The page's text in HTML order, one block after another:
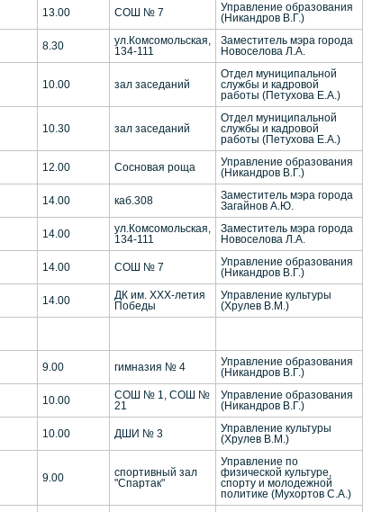
13.00 СОШ № 7
Управление образования
(Никандров В.Г.)
8.30
ул.Комсомольская,
134-111
Заместитель мэра города
Новоселова Л.А.
10.00 зал заседаний
Отдел муниципальной
службы и кадровой
работы (Петухова Е.А.)
10.30 зал заседаний
Отдел муниципальной
службы и кадровой
работы (Петухова Е.А.)
12.00 Сосновая роща
Управление образования
(Никандров В.Г.)
14.00 каб.308
Заместитель мэра города
Загайнов А.Ю.
14.00
ул.Комсомольская,
134-111
Заместитель мэра города
Новоселова Л.А.
14.00 СОШ № 7
Управление образования
(Никандров В.Г.)
14.00
ДК им. ХХХ-летия
Победы
Управление культуры
(Хрулев В.М.)
9.00 гимназия № 4
Управление образования
(Никандров В.Г.)
10.00
СОШ № 1, СОШ №
21
Управление образования
(Никандров В.Г.)
10.00 ДШИ № 3
Управление культуры
(Хрулев В.М.)
9.00
спортивный зал
"Спартак"
Управление по
физической культуре,
спорту и молодежной
политике (Мухортов С.А.)